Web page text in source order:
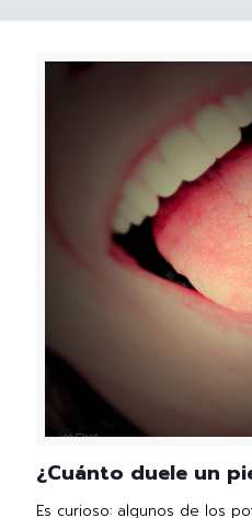
¿Cuánto duele un
Es curioso: algunos de los